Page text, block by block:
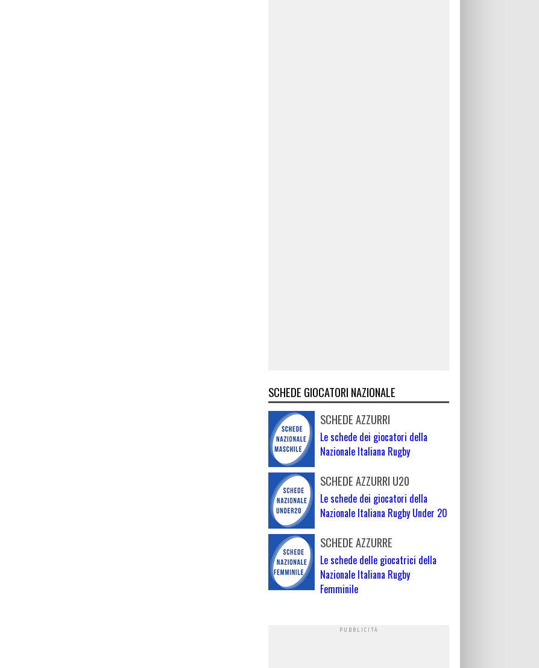
SCHEDE GIOCATORI NAZIONALE
SCHEDE AZZURRI
Le schede dei giocatori della
Nazionale Italiana Rugby
SCHEDE AZZURRI U20
Le schede dei giocatori della
Nazionale Italiana Rugby Under 20
SCHEDE AZZURRE
Le schede delle giocatrici della
Nazionale Italiana Rugby
Femminile